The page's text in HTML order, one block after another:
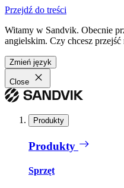
Przejdź do treści
Witamy w Sandvik. Obecnie
angielskim. Czy chcesz
Zmień język
Close
Produkty
Produkty
Sprzęt